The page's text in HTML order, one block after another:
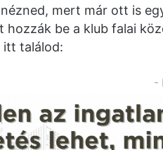
mert már ott is
hozzák be a klub falai
itt találod:
-